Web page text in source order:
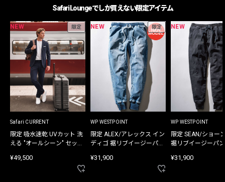
Safari Loungeでしか買えない限定アイテム
NEW 限定
Safari CURRENT
限定 吸水速乾 UVカット 洗
える "オールシーン" セット
¥49,500
NEW 限定
WP WESTPOINT
限定 ALEX/アレックス イン
ディゴ 裾リブイージーパン
¥31,900
NEW
WP WESTPOINT
限定 SEAN/ショー
裾リブイージーパ
¥31,900